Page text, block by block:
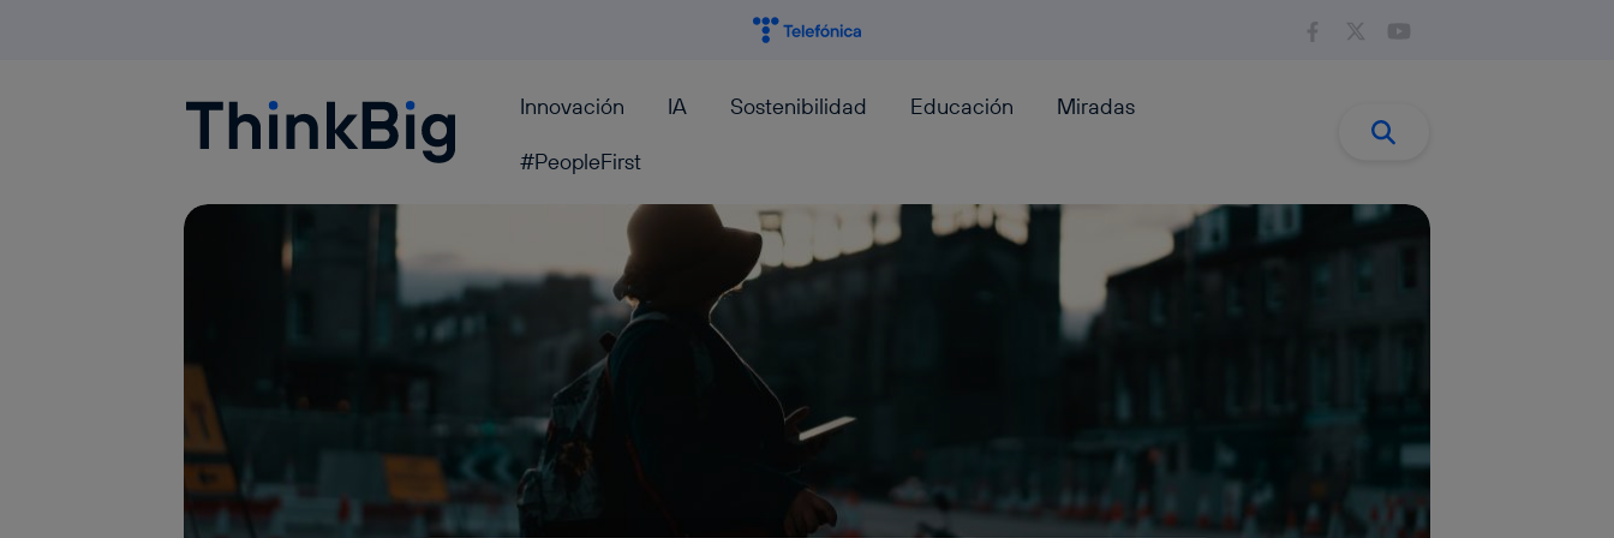
Blogthinkbig.com Innovación IA Sostenibilidad Educación
Miradas
#PeopleFirst
Buscar